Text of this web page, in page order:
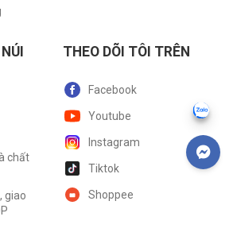
chất
giao
THEO DÕI TÔI TRÊN
Facebook
Youtube
Instagram
Tiktok
Shoppee